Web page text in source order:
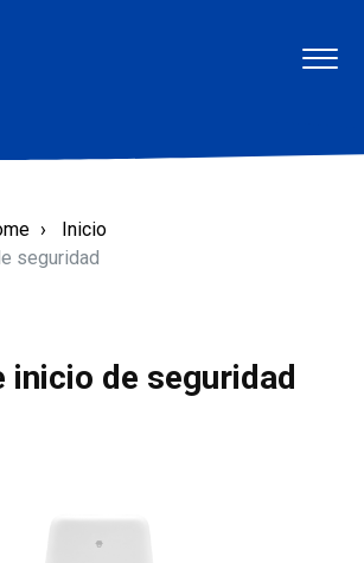
Inicio
seguridad
inicio de seguridad